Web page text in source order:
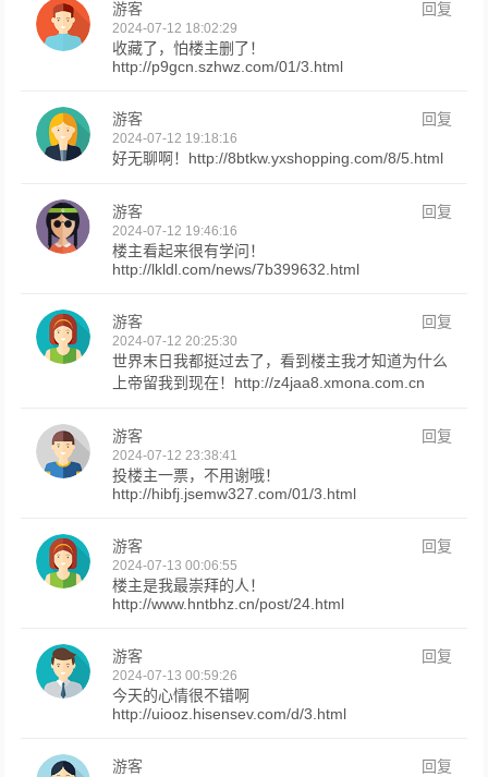
游客 回复
2024-07-12 18:02:29
收藏了，怕楼主删了！
http://p9gcn.szhwz.com/01/3.html
游客 回复
2024-07-12 19:18:16
好无聊啊！http://8btkw.yxshopping.com/8/5.html
游客 回复
2024-07-12 19:46:16
楼主看起来很有学问！
http://lkldl.com/news/7b399632.html
游客 回复
2024-07-12 20:25:30
世界末日我都挺过去了，看到楼主我才知道为什么
上帝留我到现在！http://z4jaa8.xmona.com.cn
游客 回复
2024-07-12 23:38:41
投楼主一票，不用谢哦！
http://hibfj.jsemw327.com/01/3.html
游客 回复
2024-07-13 00:06:55
楼主是我最崇拜的人！
http://www.hntbhz.cn/post/24.html
游客 回复
2024-07-13 00:59:26
今天的心情很不错啊
http://uiooz.hisensev.com/d/3.html
游客 回复